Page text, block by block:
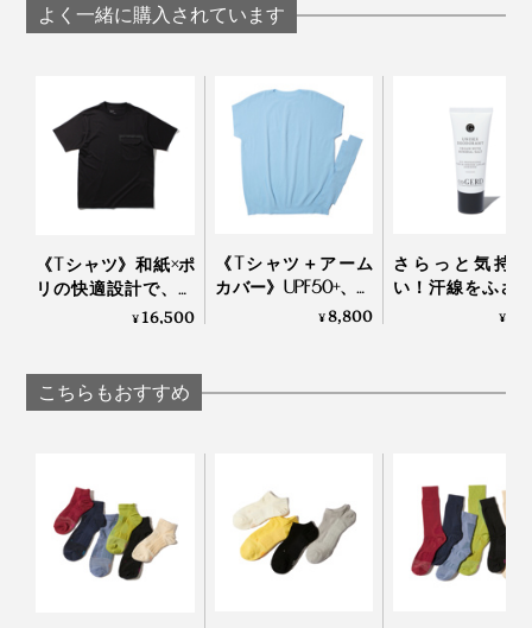
長時間歩いても、階段を上り下りしても、足をずっと気
持ちよく包んでくれる『AMIGAMI』で、涼しい夏を。
AMIGAMI
AMIGAMI
よく一緒に購入されています
《Tシャツ》和紙×ポ
リの快適設計で、湿
気を吸って逃す、
シャツ」｜K-3B
¥16,500
《Tシャツ＋アーム
カバー》UPF50+、縫
い目なしで動きやす
¥8,800
さらっと気持
い！汗線をふさ
細菌の繁殖を抑
¥
こちらもおすすめ